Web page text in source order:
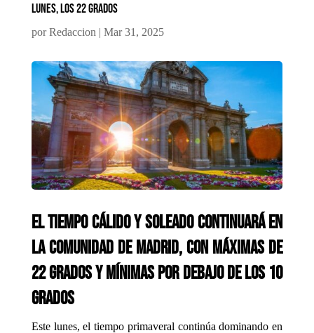
lunes, los 22 grados
porRedaccion| Mar 31, 2025
El tiempo cálido y soleado continuará en
la Comunidad de Madrid, con máximas de
22 grados y mínimas por debajo de los 10
grados
Este lunes, el tiempo primaveral continúa dominando en